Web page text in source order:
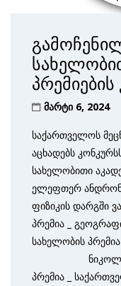
მარტი 6, 2024
საქართველოს
აცხადებს
სახელობითი
ელეფთერ
ფიზიკის დარგში
პრემია _
სახელობის
ნიკოლოზ
პრემია _